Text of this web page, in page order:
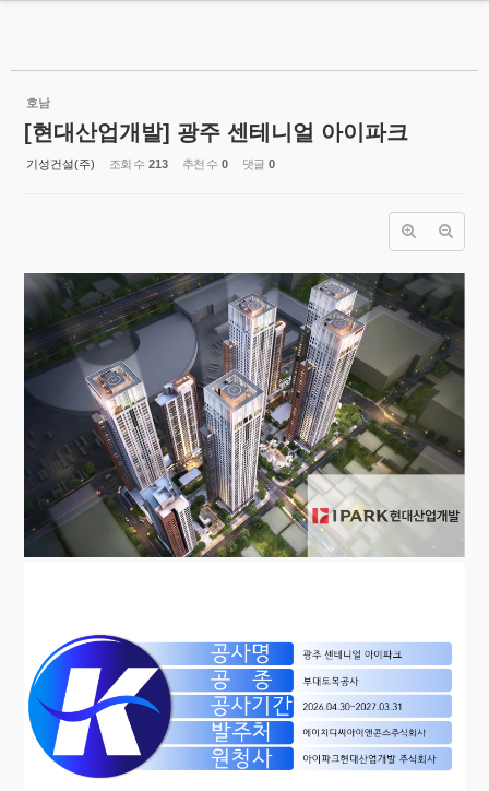
호남
[현대산업개발] 광주 센테니얼 아이파크
기성건설(주) 조회 수 213 추천 수 0 댓글 0
회사소개
- 주요실적
기성공간
Sketchbook5, 스케치북5